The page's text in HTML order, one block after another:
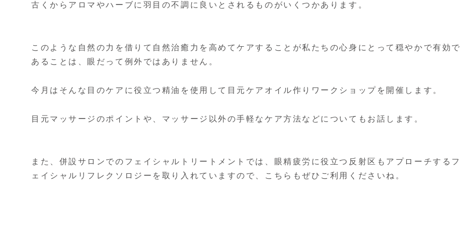
古くからアロマやハーブに羽目の不調に良いとされるものがいくつかあります。
このような自然の力を借りて自然治癒力を高めてケアすることが私たちの心身にとって穏やかで有効で
あることは、眼だって例外ではありません。
今月はそんな目のケアに役立つ精油を使用して目元ケアオイル作りワークショップを開催します。
目元マッサージのポイントや、マッサージ以外の手軽なケア方法などについてもお話します。
また、併設サロンでのフェイシャルトリートメントでは、眼精疲労に役立つ反射区もアプローチするフ
ェイシャルリフレクソロジーを取り入れていますので、こちらもぜひご利用くださいね。